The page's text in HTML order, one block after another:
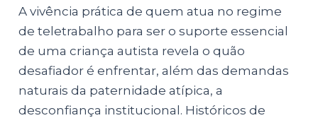
A vivência prática de quem atua no regime
de teletrabalho para ser o suporte essencial
de uma criança autista revela o quão
desafiador é enfrentar, além das demandas
naturais da paternidade atípica, a
desconfiança institucional. Históricos de